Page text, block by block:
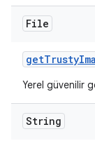
File
getTrusty
Yerel güvenilir
String